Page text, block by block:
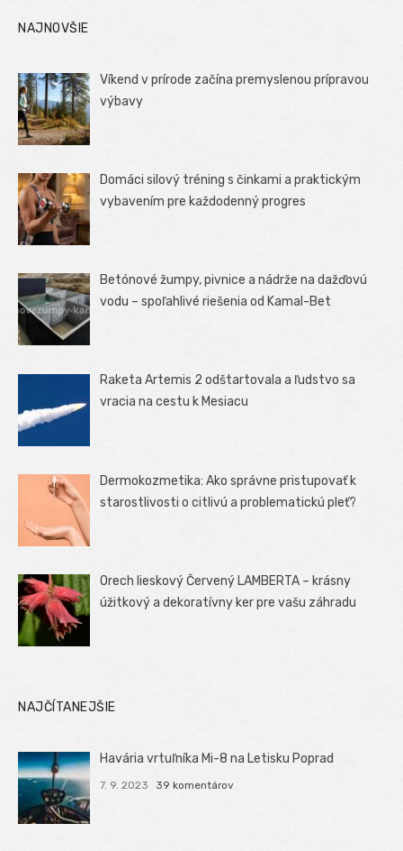
NAJNOVŠIE
Víkend v prírode začína premyslenou prípravou
výbavy
Domáci silový tréning s činkami a praktickým
vybavením pre každodenný progres
Betónové žumpy, pivnice a nádrže na dažďovú
vodu – spoľahlivé riešenia od Kamal-Bet
Raketa Artemis 2 odštartovala a ľudstvo sa
vracia na cestu k Mesiacu
Dermokozmetika: Ako správne pristupovať k
starostlivosti o citlivú a problematickú pleť?
Orech lieskový Červený LAMBERTA – krásny
úžitkový a dekoratívny ker pre vašu záhradu
NAJČÍTANEJŠIE
Havária vrtuľníka Mi-8 na Letisku Poprad
7. 9. 2023 39 komentárov